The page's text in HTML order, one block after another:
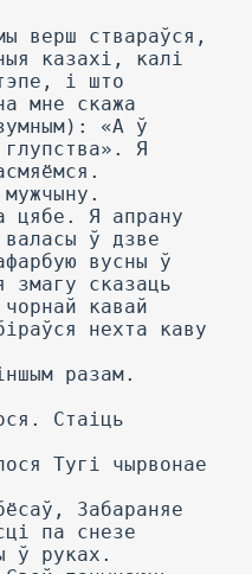
верш ствараўся,
казахі, калі
і што
мне скажа
«А ў
Я
цябе. Я апрану
ў дзве
вусны ў
сказаць
кавай
нехта каву
разам.
Стаіць
Тугі чырвонае
Забараняе
па снезе
ў руках.